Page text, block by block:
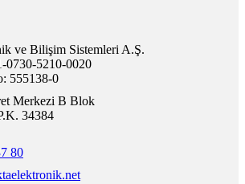
ve Bilişim Sistemleri A.Ş.
0730-5210-0020
555138-0
Merkezi B Blok
34384
80